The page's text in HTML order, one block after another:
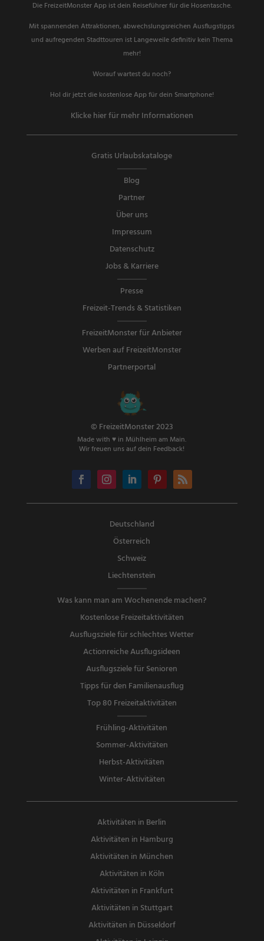
Die FreizeitMonster App ist dein Reiseführer für die Hosentasche.
Mit spannenden Attraktionen, abwechslungsreichen Ausflugstipps
und aufregenden Stadttouren ist Langeweile definitiv kein Thema
mehr!
Worauf wartest du noch?
Hol dir jetzt die kostenlose App für dein Smartphone!
Klicke hier für mehr Informationen
Gratis Urlaubskataloge
Blog
Partner
Über uns
Impressum
Datenschutz
Jobs & Karriere
Presse
Freizeit-Trends & Statistiken
FreizeitMonster für Anbieter
Werben auf FreizeitMonster
Partnerportal
© FreizeitMonster 2023
Made with ♥ in Mühlheim am Main.
Wir freuen uns auf dein Feedback!
Deutschland
Österreich
Schweiz
Liechtenstein
Was kann man am Wochenende machen?
Kostenlose Freizeitaktivitäten
Ausflugsziele für schlechtes Wetter
Actionreiche Ausflugsideen
Ausflugsziele für Senioren
Tipps für den Familienausflug
Top 80 Freizeitaktivitäten
Frühling-Aktivitäten
Sommer-Aktivitäten
Herbst-Aktivitäten
Winter-Aktivitäten
Aktivitäten in Berlin
Aktivitäten in Hamburg
Aktivitäten in München
Aktivitäten in Köln
Aktivitäten in Frankfurt
Aktivitäten in Stuttgart
Aktivitäten in Düsseldorf